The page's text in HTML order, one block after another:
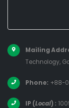
Mailing
Technology,
Phone: +88-
IP (Local) :